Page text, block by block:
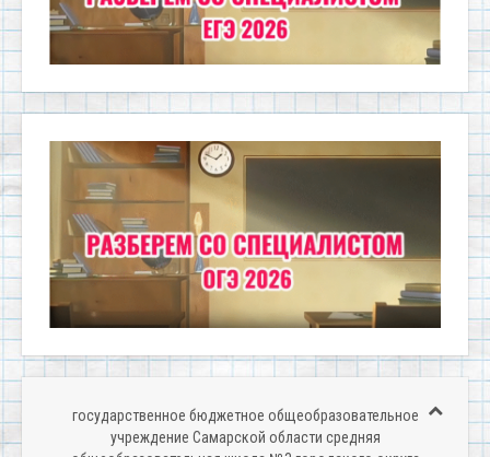
государственное бюджетное общеобразовательное
учреждение Самарской области средняя